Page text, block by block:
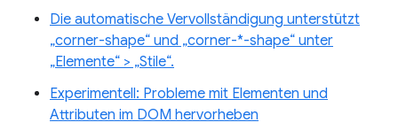
Die automatische Vervollständigung unterstützt
„corner-shape“ und „corner-*-shape“ unter
„Elemente“ > „Stile“.
Experimentell: Probleme mit Elementen und
Attributen im DOM hervorheben